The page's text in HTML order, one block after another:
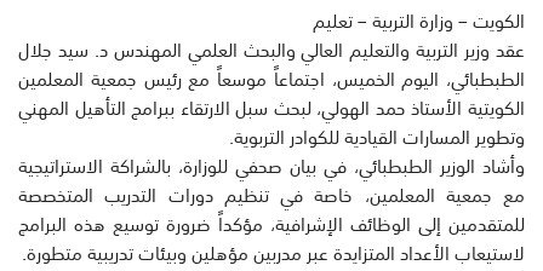
الكويت – وزارة التربية – تعليم
عقد وزير التربية والتعليم العالي والبحث العلمي المهندس د. سيد جلال
الطبطبائي، اليوم الخميس، اجتماعاً موسعاً مع رئيس جمعية المعلمين
الكويتية الأستاذ حمد الهولي، لبحث سبل الارتقاء ببرامج التأهيل المهني
وتطوير المسارات القيادية للكوادر التربوية.
وأشاد الوزير الطبطبائي، في بيان صحفي للوزارة، بالشراكة الاستراتيجية
مع جمعية المعلمين، خاصة في تنظيم دورات التدريب المتخصصة
للمتقدمين إلى الوظائف الإشرافية، مؤكداً ضرورة توسيع هذه البرامج
لاستيعاب الأعداد المتزايدة عبر مدربين مؤهلين وبيئات تدريبية متطورة.